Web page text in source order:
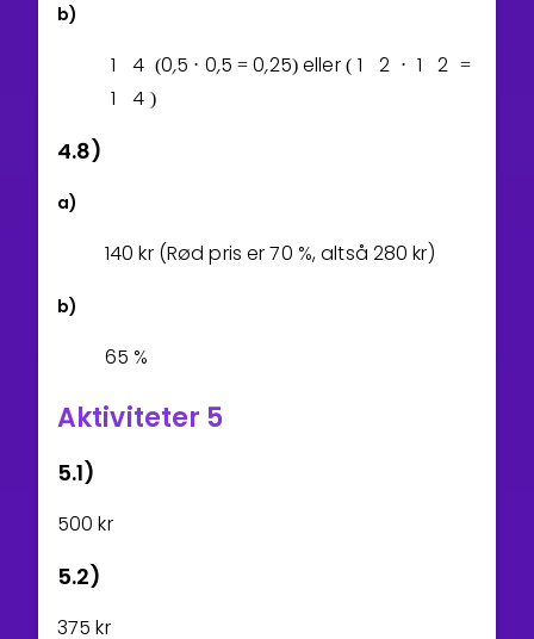
b)
1 4 (0,5 ⋅ 0,5 = 0,25)eller ( 1 2 ⋅ 1 2 =
1 4 )
4.8)
a)
140 kr (Rød pris er70 %, altså 280 kr)
b)
65 %
Aktiviteter 5
5.1)
500 kr
5.2)
375 kr